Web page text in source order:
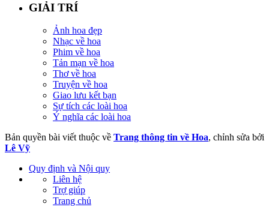
GIẢI TRÍ
Ảnh hoa đẹp
Nhạc về hoa
Phim về hoa
Tản mạn về hoa
Thơ về hoa
Truyện về hoa
Giao lưu kết bạn
Sự tích các loài hoa
Ý nghĩa các loài hoa
Bản quyền bài viết thuộc về Trang thông tin về Hoa, chỉnh sửa bởi
Lê Vỹ
Quy định và Nội quy
Liên hệ
Trợ giúp
Trang chủ